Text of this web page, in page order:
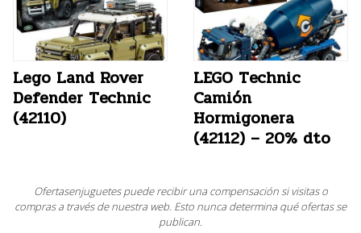
Lego Land Rover
Defender Technic
(42110)
LEGO Technic
Camión
Hormigonera
(42112) – 20% dto
Ofertasenjuguetes puede recibir una compensación si visitas o
compras a través de nuestra web. Esto nunca determina qué ofertas se
publican.